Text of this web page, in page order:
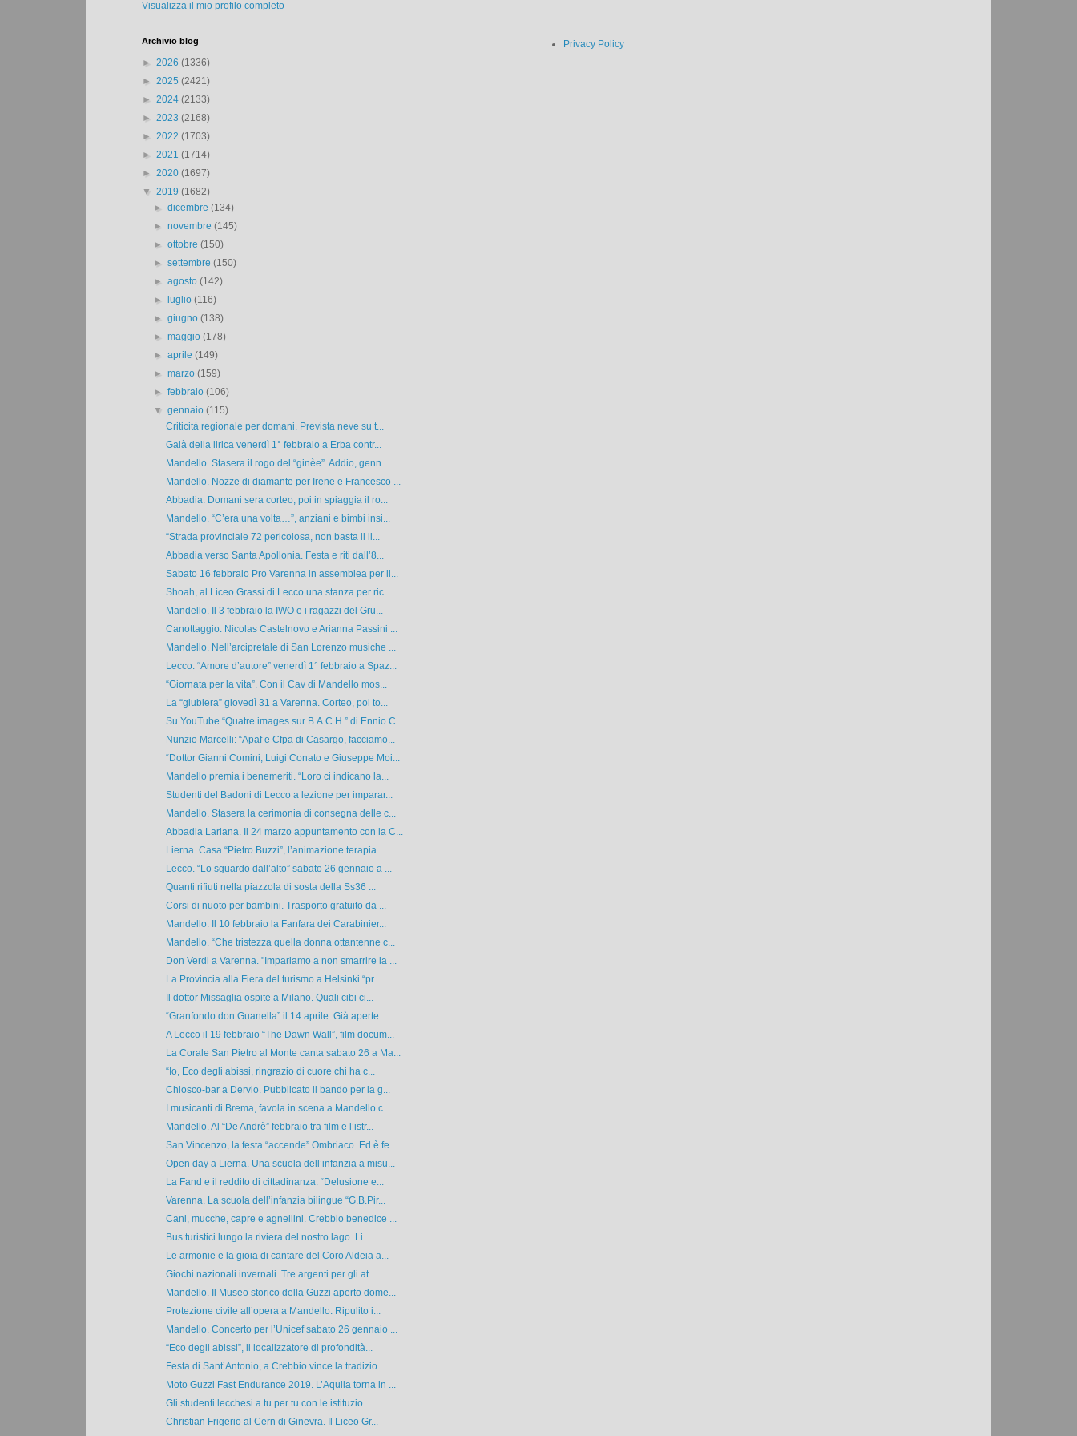
Visualizza il mio profilo completo
Archivio blog
► 2026 (1336)
► 2025 (2421)
► 2024 (2133)
► 2023 (2168)
► 2022 (1703)
► 2021 (1714)
► 2020 (1697)
▼ 2019 (1682)
►dicembre(134)
►novembre(145)
►ottobre(150)
►settembre(150)
►agosto(142)
►
luglio(116)
►giugno(138)
►maggio(178)
►aprile(149)
►marzo(159)
►febbraio(106)
▼gennaio(115)
Criticità regionale per domani. Prevista neve su t...
Galà della lirica venerdì 1° febbraio a Erba contr...
Mandello. Stasera il rogo del “ginèe”. Addio, genn...
Mandello. Nozze di diamante per Irene e Francesco ...
Abbadia. Domani sera corteo, poi in spiaggia il ro...
Mandello. “C’era una volta…”, anziani e bimbi insi...
“Strada provinciale 72 pericolosa, non basta il li...
Abbadia verso Santa Apollonia. Festa e riti dall’8...
Sabato 16 febbraio Pro Varenna in assemblea per il...
Shoah, al Liceo Grassi di Lecco una stanza per ric...
Mandello. Il 3 febbraio la IWO e i ragazzi del Gru...
Canottaggio. Nicolas Castelnovo e Arianna Passini ...
Mandello. Nell’arcipretale di San Lorenzo musiche ...
Lecco. “Amore d’autore” venerdì 1° febbraio a Spaz...
“Giornata per la vita”. Con il Cav di Mandello mos...
La “giubiera” giovedì 31 a Varenna. Corteo, poi to...
Su YouTube “Quatre images sur B.A.C.H.” di Ennio C...
Nunzio Marcelli: “Apaf e Cfpa di Casargo, facciamo...
“Dottor Gianni Comini, Luigi Conato e Giuseppe Moi...
Mandello premia i benemeriti. “Loro ci indicano la...
Studenti del Badoni di Lecco a lezione per imparar...
Mandello. Stasera la cerimonia di consegna delle c...
Abbadia Lariana. Il 24 marzo appuntamento con la C...
Lierna. Casa “Pietro Buzzi”, l’animazione terapia ...
Lecco. “Lo sguardo dall’alto” sabato 26 gennaio a ...
Quanti rifiuti nella piazzola di sosta della Ss36 ...
Corsi di nuoto per bambini. Trasporto gratuito da ...
Mandello. Il 10 febbraio la Fanfara dei Carabinier...
Mandello. “Che tristezza quella donna ottantenne c...
Don Verdi a Varenna. "Impariamo a non smarrire la ...
La Provincia alla Fiera del turismo a Helsinki “pr...
Il dottor Missaglia ospite a Milano. Quali cibi ci...
“Granfondo don Guanella” il 14 aprile. Già aperte ...
A Lecco il 19 febbraio “The Dawn Wall”, film docum...
La Corale San Pietro al Monte canta sabato 26 a Ma...
“Io, Eco degli abissi, ringrazio di cuore chi ha c...
Chiosco-bar a Dervio. Pubblicato il bando per la g...
I musicanti di Brema, favola in scena a Mandello c...
Mandello. Al “De Andrè” febbraio tra film e l’istr...
San Vincenzo, la festa “accende” Ombriaco. Ed è fe...
Open day a Lierna. Una scuola dell’infanzia a misu...
La Fand e il reddito di cittadinanza: “Delusione e...
Varenna. La scuola dell’infanzia bilingue “G.B.Pir...
Cani, mucche, capre e agnellini. Crebbio benedice ...
Bus turistici lungo la riviera del nostro lago. Li...
Le armonie e la gioia di cantare del Coro Aldeia a...
Giochi nazionali invernali. Tre argenti per gli at...
Mandello. Il Museo storico della Guzzi aperto dome...
Protezione civile all’opera a Mandello. Ripulito i...
Mandello. Concerto per l’Unicef sabato 26 gennaio ...
“Eco degli abissi”, il localizzatore di profondità...
Festa di Sant’Antonio, a Crebbio vince la tradizio...
Moto Guzzi Fast Endurance 2019. L’Aquila torna in ...
Gli studenti lecchesi a tu per tu con le istituzio...
Christian Frigerio al Cern di Ginevra. Il Liceo Gr...
Privacy Policy